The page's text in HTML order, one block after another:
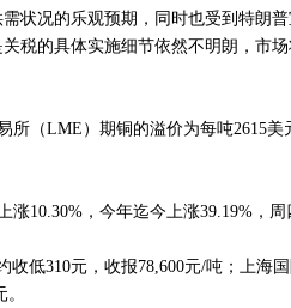
状况的乐观预期，同时也受到特朗
税的具体实施细节依然不明朗，市
所（LME）期铜的溢价为每吨2615美
10.30%，今年迄今上涨39.19%，周
收低310元，收报78,600元/吨；上海